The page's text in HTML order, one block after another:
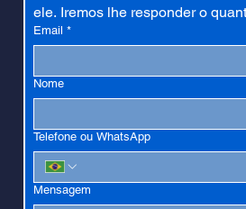
ele. Iremos lhe responder o
Email *
Nome
Telefone ou WhatsApp
Mensagem